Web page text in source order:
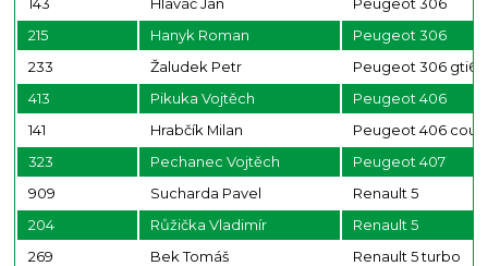
215
Hanyk Roman
Peugeot 306
233
Žaludek Petr
Peugeot 306 gti6
413
Pikuka Vojtěch
Peugeot 406
141
Hrabčík Milan
Peugeot 406
323
Pechanec Vojtěch
Peugeot 407
909
Sucharda Pavel
Renault 5
204
Růžička Vladimír
Renault 5
269
Bek Tomáš
Renault 5 turbo